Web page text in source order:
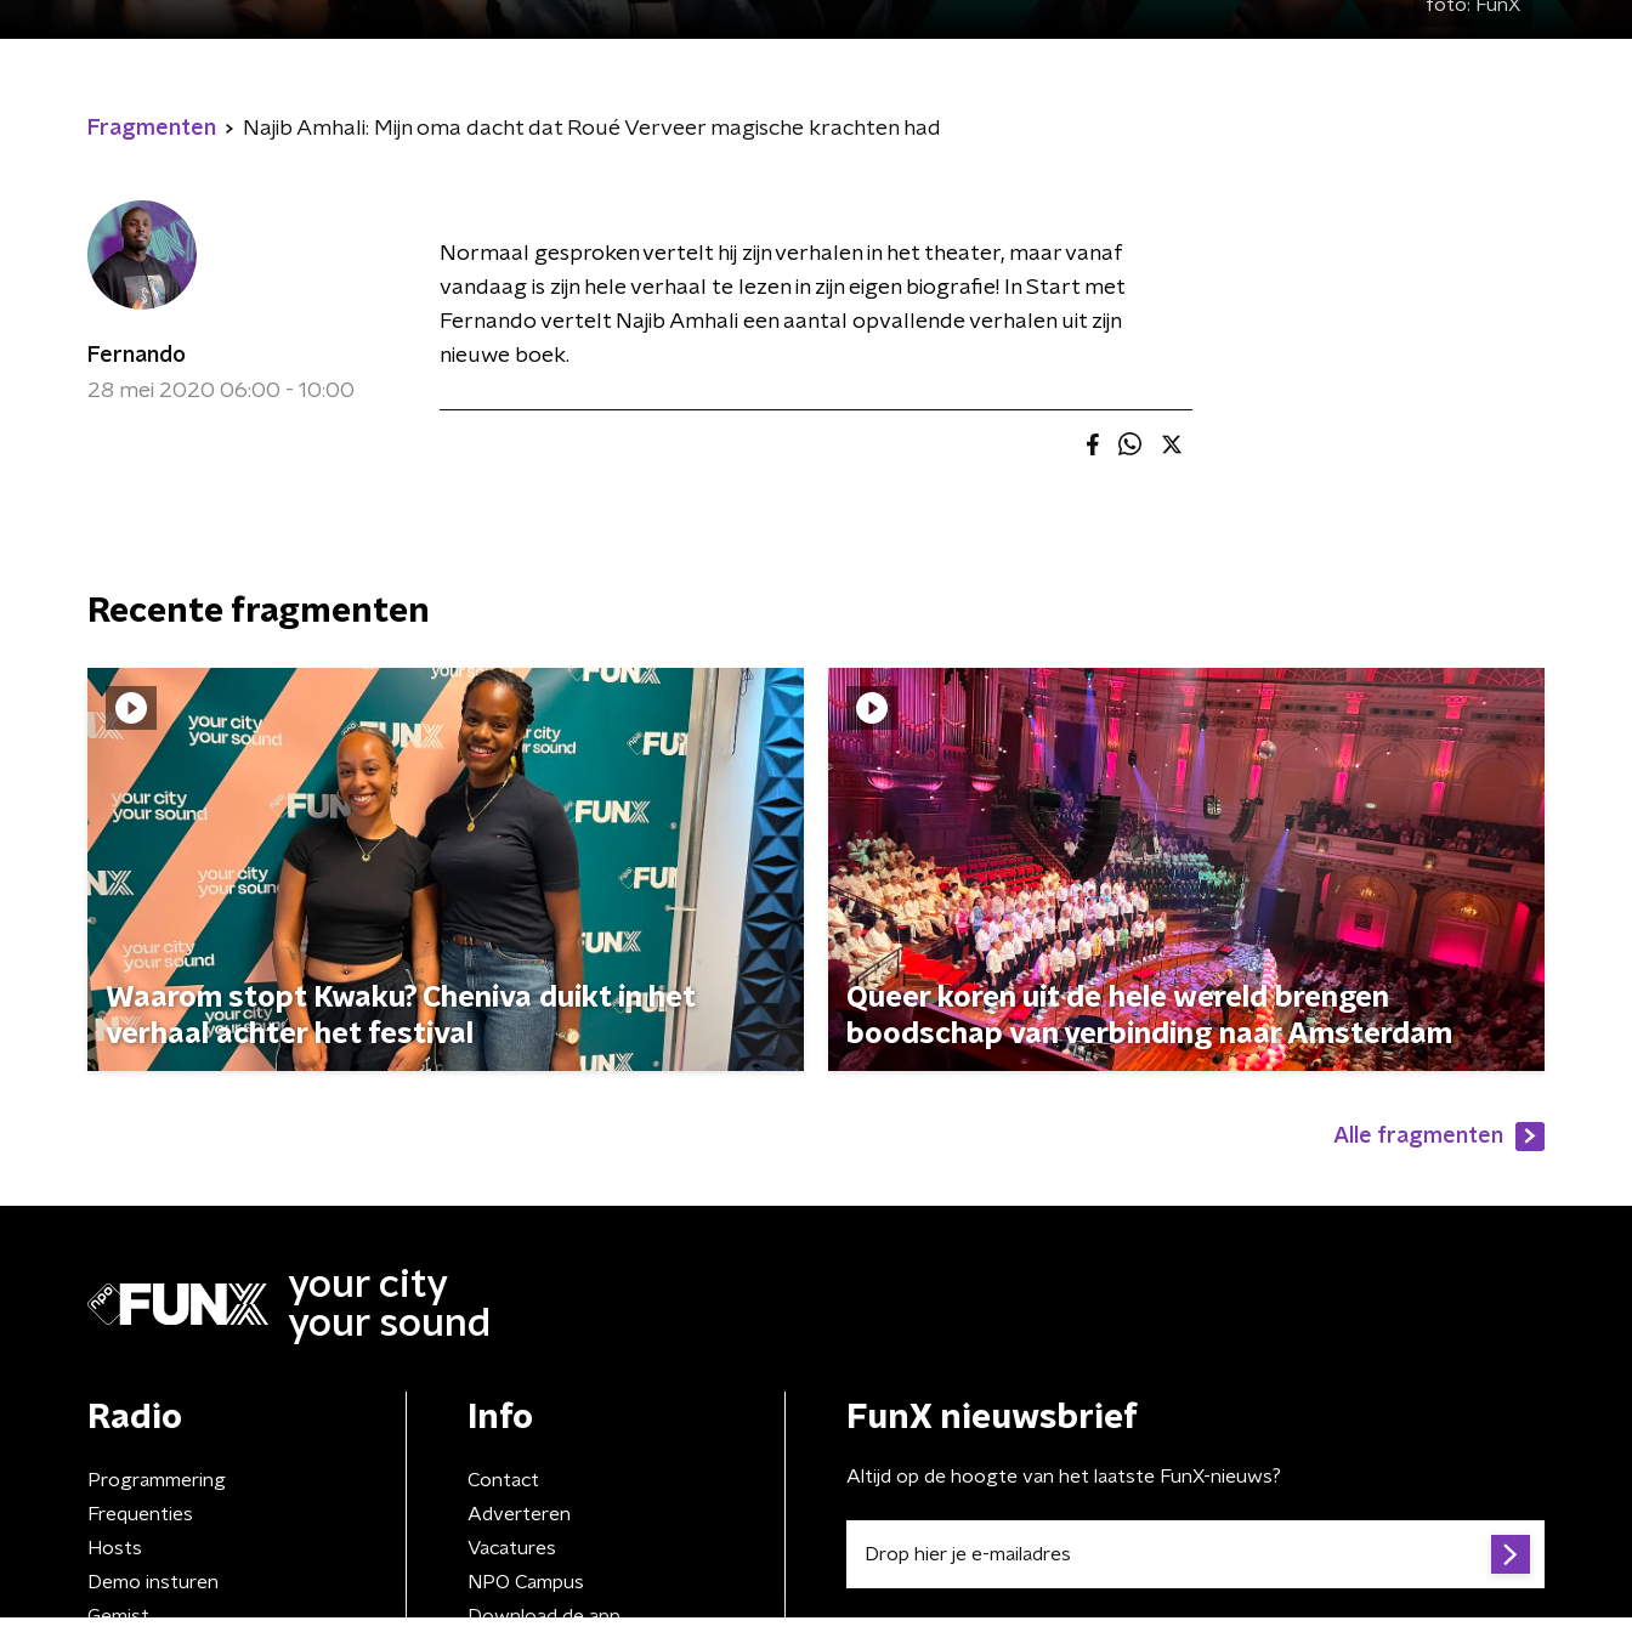
foto: FunX
Fragmenten Najib Amhali: Mijn oma dacht dat Roué Verveer magische krachten had
Fernando
28 mei 2020 06:00 - 10:00
Normaal gesproken vertelt hij zijn verhalen in het theater, maar vanaf
vandaag is zijn hele verhaal te lezen in zijn eigen biografie! In Start met
Fernando vertelt Najib Amhali een aantal opvallende verhalen uit zijn
nieuwe boek.
Recente fragmenten
Waarom stopt Kwaku? Cheniva duikt in het
verhaal achter het festival
Queer koren uit de hele wereld brengen
boodschap van verbinding naar Amsterdam
Alle fragmenten
your city
your sound
Radio
Programmering
Frequenties
Hosts
Demo insturen
Gemist
Info
Contact
Adverteren
Vacatures
NPO Campus
Download de app
FunX nieuwsbrief
Altijd op de hoogte van het laatste FunX-nieuws?